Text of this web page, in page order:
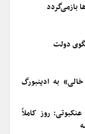
بازمی‌گردد
دولت
به ادینبورگ
روز کاملاً